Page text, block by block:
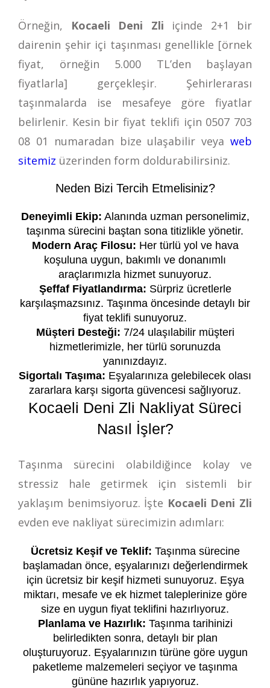
Örneğin, Kocaeli Deni Zli içinde 2+1 bir
dairenin şehir içi taşınması genellikle [örnek
fiyat, örneğin 5.000 TL’den başlayan
fiyatlarla] gerçekleşir. Şehirlerarası
taşınmalarda ise mesafeye göre fiyatlar
belirlenir. Kesin bir fiyat teklifi için 0507 703
08 01
numaradan bize ulaşabilir veyaweb
sitemiz üzerinden form doldurabilirsiniz.
Neden Bizi Tercih Etmelisiniz?
Deneyimli Ekip: Alanında uzman personelimiz,
taşınma sürecini baştan sona titizlikle yönetir.
Modern Araç Filosu: Her türlü yol ve hava
koşuluna uygun, bakımlı ve donanımlı
araçlarımızla hizmet sunuyoruz.
Şeffaf Fiyatlandırma: Sürpriz ücretlerle
karşılaşmazsınız. Taşınma öncesinde detaylı bir
fiyat teklifi sunuyoruz.
Müşteri Desteği: 7/24 ulaşılabilir müşteri
hizmetlerimizle, her türlü sorunuzda
yanınızdayız.
Sigortalı Taşıma: Eşyalarınıza gelebilecek olası
zararlara karşı sigorta güvencesi sağlıyoruz.
Kocaeli Deni Zli Nakliyat Süreci
Nasıl İşler?
Taşınma sürecini olabildiğince kolay ve
stressiz hale getirmek için sistemli bir
yaklaşım benimsiyoruz. İşte Kocaeli Deni Zli
evden eve nakliyat sürecimizin adımları:
Ücretsiz Keşif ve Teklif: Taşınma sürecine
başlamadan önce, eşyalarınızı değerlendirmek
için ücretsiz bir keşif hizmeti sunuyoruz. Eşya
miktarı, mesafe ve ek hizmet taleplerinize göre
size en uygun fiyat teklifini hazırlıyoruz.
Planlama ve Hazırlık: Taşınma tarihinizi
belirledikten sonra, detaylı bir plan
oluşturuyoruz. Eşyalarınızın türüne göre uygun
paketleme malzemeleri seçiyor ve taşınma
gününe hazırlık yapıyoruz.